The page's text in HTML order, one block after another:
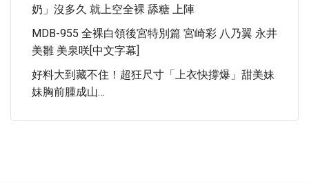
奶」沒多久 就上空全裸 舔糖 上陣
MDB-955 全裸白領後宮特別篇 宮崎彩 八乃翼 永井
美雛 美泉咲[中文字幕]
好料大到藏不住！超狂尺寸「上衣快撐爆」甜美妹
妹胸前腫成山…